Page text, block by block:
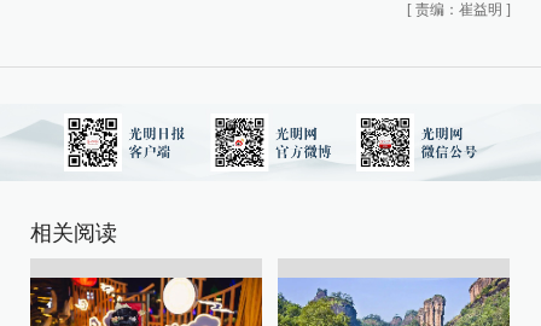
[ 责编：崔益明 ]
相关阅读